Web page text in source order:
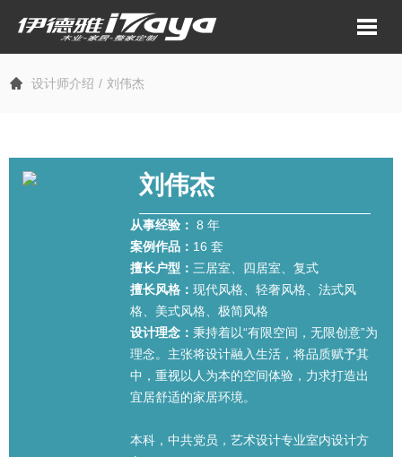
设计师介绍 刘伟杰
刘伟杰
从事经验： 8 年
案例作品： 16 套
擅长户型： 三居室、四居室、复式
擅长风格： 现代风格、轻奢风格、法式风
格、美式风格、极简风格
设计理念： 秉持着以“有限空间，无限创意”为
理念。主张将设计融入生活，将品质赋予其
中，重视以人为本的空间体验，力求打造出
宜居舒适的家居环境。
本科，中共党员，艺术设计专业室内设计方